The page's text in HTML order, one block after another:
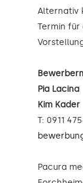
Alternativ
Termin für
Pia Lacina
Kim Kader
T: 0911
Pacura